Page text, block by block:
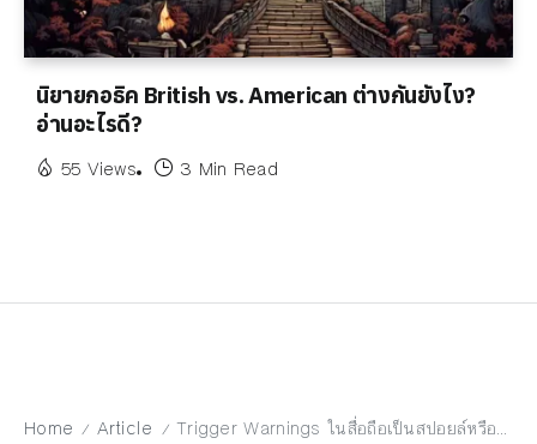
นิยายกอธิค British vs. American ต่างกันยังไง?
อ่านอะไรดี?
55 Views 3 Min Read
Home / Article / Trigger Warnings ในสื่อถือเป็นสปอยล์หรือไม่